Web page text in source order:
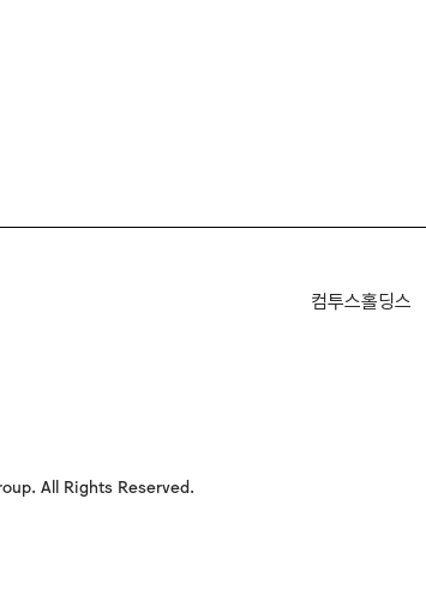
컴투스홀딩스
All Rights Reserved.